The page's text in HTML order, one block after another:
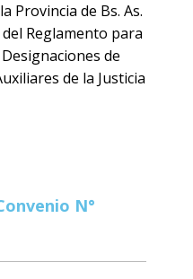
Provincia de Bs. As.
Reglamento para
de
de la Justicia
N°